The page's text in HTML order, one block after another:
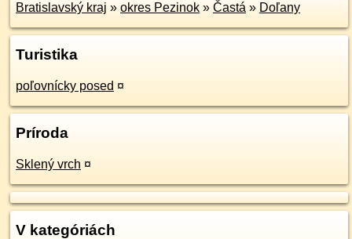
Bratislavský kraj » okres Pezinok » Častá » Doľany
Turistika
poľovnícky posed ¤
Príroda
Sklený vrch ¤
V kategóriách